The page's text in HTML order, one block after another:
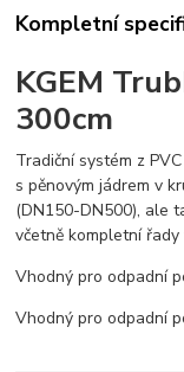
Kompletní
KGEM
300cm
Tradiční systém z
s pěnovým jádrem v
(DN150-DN500), ale
včetně kompletní řady
Vhodný pro odpadní
Vhodný pro odpadní